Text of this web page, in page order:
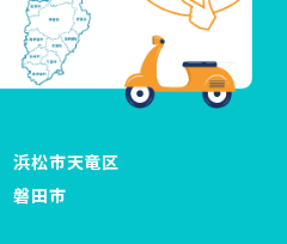
浜松市天竜区
磐田市